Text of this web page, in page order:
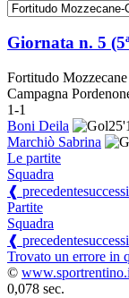
Giornata n. 5
Fortitudo Mozzecane
Campagna
1-1
Boni Deila
25'
Marchiò Sabrina
Le partite
Squadra
❰ precedente
Partite
Squadra
❰ precedente
Trovato un errore in
©
0,078 sec.